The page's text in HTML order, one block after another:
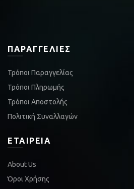
ΠΑΡΑΓΓΕΛΊΕΣ
Τρόποι Παραγγελίας
Τρόποι Πληρωμής
Τρόποι Αποστολής
Πολιτική Συναλλαγών
ΕΤΑΙΡΕΊΑ
About Us
Όροι Χρήσης